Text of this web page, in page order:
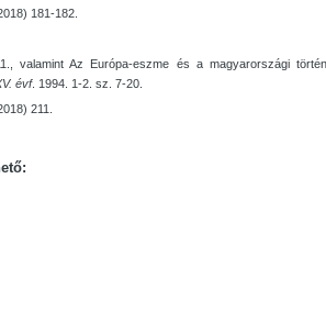
181-182.
valamint Az Európa-eszme és a magyarországi
évf. 1994. 1-2. sz. 7-20.
211.